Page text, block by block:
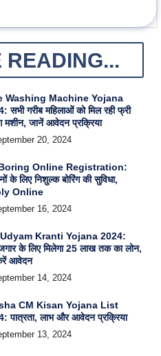
READING...
Washing Machine Yojana
सभी गरीब महिलाओं को मिल रही फ्री
मशीन, जानें आवेदन प्रक्रिया
20, 2024
Online Registration:
के लिए निशुल्क बोरिंग की सुविधा,
Online
16, 2024
Kranti Yojana 2024:
के लिए मिलेगा 25 लाख तक का लोन,
आवेदन
14, 2024
CM Kisan Yojana List
पात्रता, लाभ और आवेदन प्रक्रिया
13, 2024